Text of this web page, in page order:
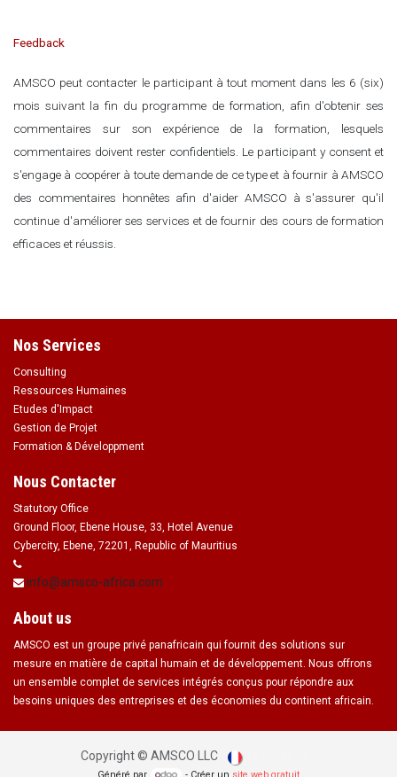
Feedback
AMSCO peut contacter le participant à tout moment dans les 6 (six)
mois suivant la fin du programme de formation, afin d'obtenir ses
commentaires sur son expérience de la formation, lesquels
commentaires doivent rester confidentiels. Le participant y consent et
s'engage à coopérer à toute demande de ce type et à fournir à AMSCO
des commentaires honnêtes afin d'aider AMSCO à s'assurer qu'il
continue d'améliorer ses services et de fournir des cours de formation
efficaces et réussis.
Nos Services
Consulting
Ressources Humaines
Etudes d'Impact
Gestion de Projet
Formation & Développment
Nous Contacter
Statutory Office
Ground Floor, Ebene House, 33, Hotel Avenue
Cybercity, Ebene, 72201, Republic of Mauritius
info@amsco-africa.com
About us
AMSCO est un groupe privé panafricain qui fournit des solutions sur
mesure en matière de capital humain et de développement. Nous offrons
un ensemble complet de services intégrés conçus pour répondre aux
besoins uniques des entreprises et des économies du continent africain.
Copyright ©AMSCO LLC